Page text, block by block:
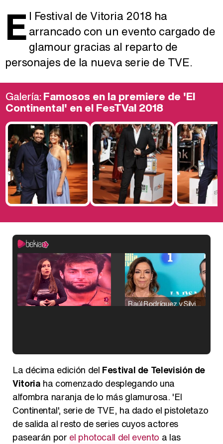
E l Festival de Vitoria 2018 ha
arrancado con un evento cargado de
glamour gracias al reparto de
personajes de la nueva serie de TVE.
Galería:Famosos en la premiere de 'El
Continental' en el FesTVal 2018
Raúl Rodríguez y Silvia Taulés nos cuentan su papel en 'La familia de la tele'
La décima edición del Festival de Televisión de
Vitoria ha comenzado desplegando una
alfombra naranja de lo más glamurosa. 'El
Continental', serie de TVE, ha dado el pistoletazo
de salida al resto de series cuyos actores
pasearán por el photocall del evento a las